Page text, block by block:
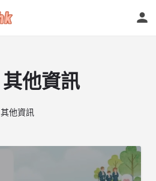
其他資訊
其他資訊